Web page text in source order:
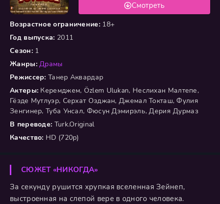
Возрастное ограничение:18+
Год выпуска: 2011
Сезон:1
Жанры: Драмы
Режиссер: Танер Аквардар
Актеры: Керемджем, Özlem Ulukan, Неслихан Малтепе,
Гёзде Мутлуэр, Серхат Озджан, Джемал Токташ, Фулия
Зенгинер, Туба Унсал, Фюсун Дэмирэль, Дерия Дурмаз
В переводе: Turk.Original
Качество: HD (720p)
Смотреть
СЮЖЕТ «НИКОГДА»
За секунду рушится хрупкая вселенная Зейнеп,
выстроенная на слепой вере в одного человека.